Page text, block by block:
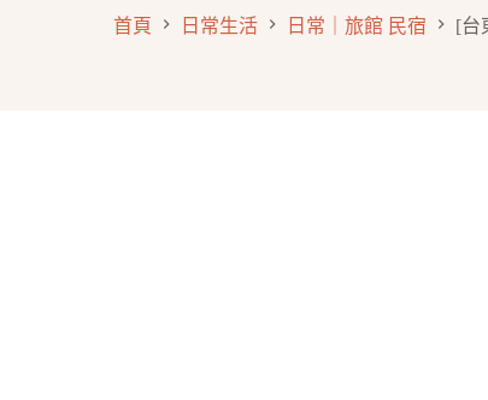
首頁 日常生活 日常｜旅館 民宿 [台